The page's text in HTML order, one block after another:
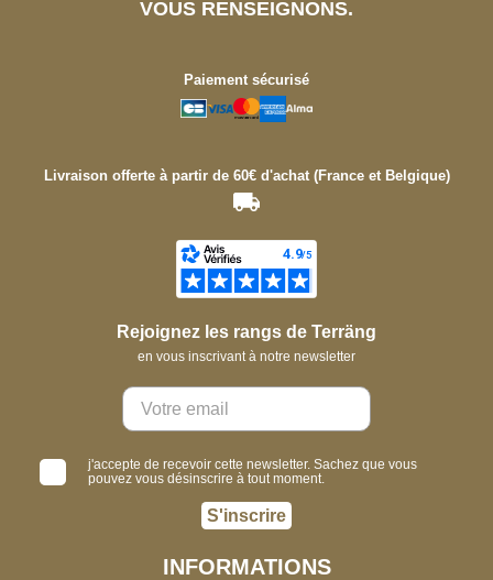
VOUS RENSEIGNONS.
Paiement sécurisé
Livraison offerte à partir de 60€ d'achat (France et Belgique)
Rejoignez les rangs de Terräng
en vous inscrivant à notre newsletter
j'accepte de recevoir cette newsletter. Sachez que vous
pouvez vous désinscrire à tout moment.
S'inscrire
INFORMATIONS